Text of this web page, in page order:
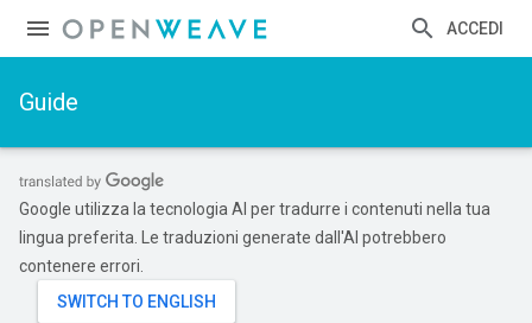
ACCEDI
Guide
Google utilizza la tecnologia AI per tradurre i contenuti nella tua
lingua preferita. Le traduzioni generate dall'AI potrebbero
contenere errori.